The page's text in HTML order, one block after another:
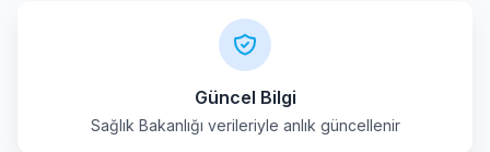
Mamak
Güncel Bilgi
Sağlık Bakanlığı verileriyle anlık güncellenir